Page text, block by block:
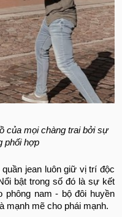
của mọi chàng trai bởi sự
phối hợp
jean luôn giữ vị trí độc
bật trong số đó là sự kết
phông nam - bộ đôi huyền
mạnh mẽ cho phái mạnh.